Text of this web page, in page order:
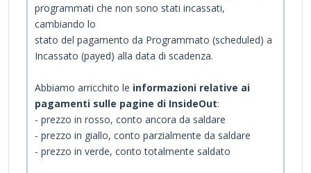
programmati che non sono stati incassati,
cambiando lo
stato del pagamento da Programmato (scheduled) a
Incassato (payed) alla data di scadenza.
Abbiamo arricchito le informazioni relative ai
pagamenti sulle pagine di InsideOut:
- prezzo in rosso, conto ancora da saldare
- prezzo in giallo, conto parzialmente da saldare
- prezzo in verde, conto totalmente saldato